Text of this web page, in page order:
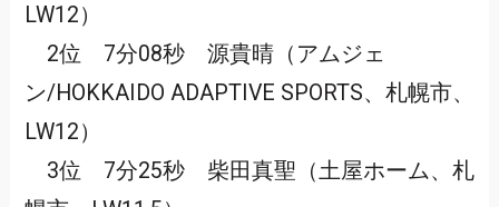
LW12）
2位 7分08秒 源貴晴（アムジェ
ン/HOKKAIDO ADAPTIVE SPORTS、札幌市、
LW12）
3位 7分25秒 柴田真聖（土屋ホーム、札